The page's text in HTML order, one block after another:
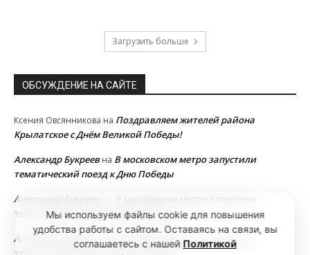
Загрузить больше
ОБСУЖДЕНИЕ НА САЙТЕ
Ксения Овсянникова на Поздравляем жителей района
Крылатское с Днём Великой Победы!
Александр Букреевна В московском метро запустили
тематический поезд к Дню Победы
Александр Букреев
В московском метро запустили
тематический поезд к Дню Победы
Александр Букреев
В московском метро запустили
Мы используем файлы cookie для повышения
удобства работы с сайтом. Оставаясь на связи, вы
соглашаетесь с нашей Политикой